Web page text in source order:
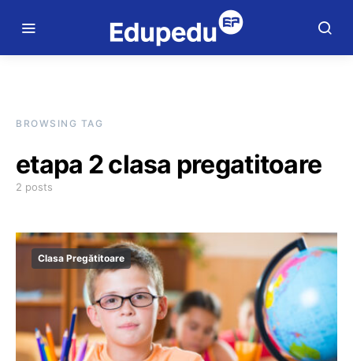
BROWSING TAG
etapa 2 clasa pregatitoare
2 posts
Clasa Pregătitoare